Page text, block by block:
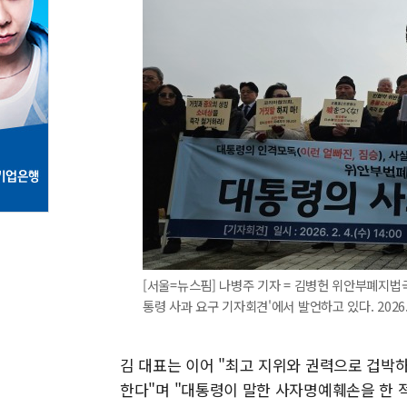
[서울=뉴스핌] 나병주 기자 = 김병헌 위안부폐지
통령 사과 요구 기자회견'에서 발언하고 있다.
김 대표는 이어 "최고 지위와 권력으로 겁박
한다"며 "대통령이 말한 사자명예훼손을 한